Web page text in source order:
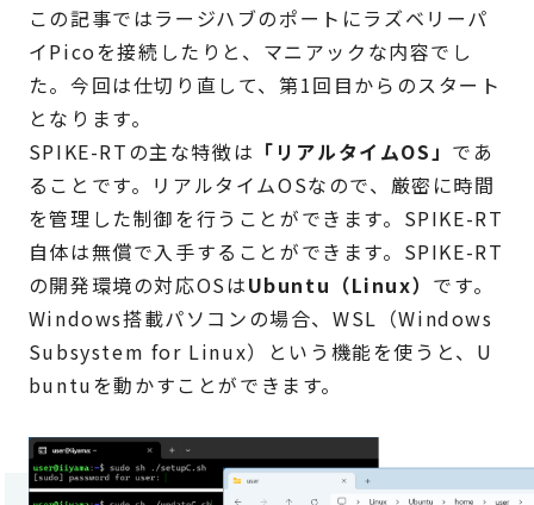
この記事ではラージハブのポートにラズベリーパ
イPicoを接続したりと、マニアックな内容でし
た。今回は仕切り直して、第1回目からのスタート
となります。
SPIKE-RTの主な特徴は 「リアルタイムOS」 であ
ることです。リアルタイムOSなので、厳密に時間
を管理した制御を行うことができます。SPIKE-RT
自体は無償で入手することができます。SPIKE-RT
の開発環境の対応OSはUbuntu（Linux） です。
Windows搭載パソコンの場合、WSL（Windows
Subsystem for Linux）という機能を使うと、U
buntuを動かすことができます。